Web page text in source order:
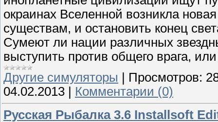
окраинах Вселенной возникла
существам, и остановить конец
Сумеют ли нации различных
выступить против общего врага,
Другие симуляторы
Просмотров:
04.02.2013
Комментарии (0)
Русская Рыбалка 3.6 Installsoft